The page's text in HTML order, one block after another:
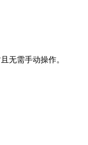
无需手动操作。